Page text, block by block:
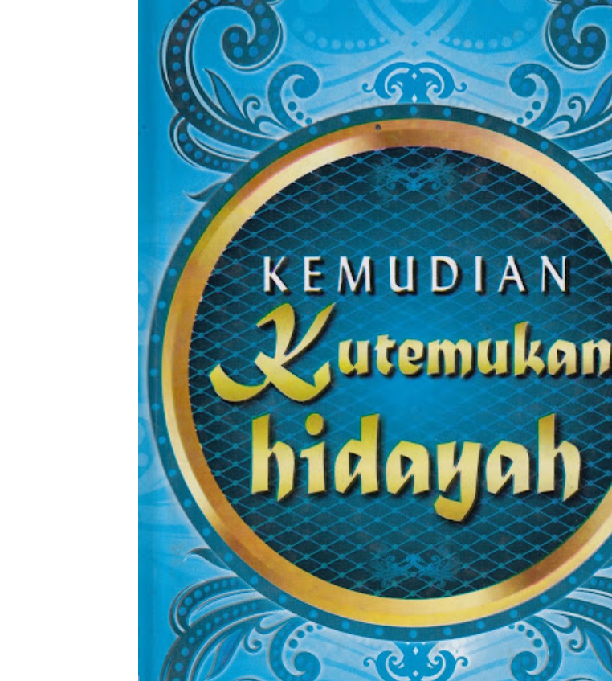
Syiah dan Fitnah Besar
Mengapa Syiah
Syiah dan
Syiah dan Penyimpangan
Kesalahan Syiah dalam
Syiah dan Konsep
Syiah dan
Syiah dan Kedustaan
Syiah dan Ketidakbenaran
Syiah dan Kedustaan
Syiah dan Upaya Merusak